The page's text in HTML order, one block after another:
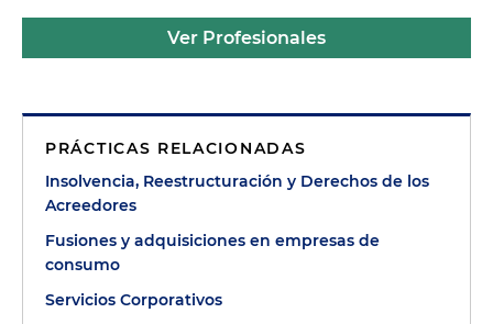
Ver Profesionales
PRÁCTICAS RELACIONADAS
Insolvencia, Reestructuración y Derechos de los
Acreedores
Fusiones y adquisiciones en empresas de
consumo
Servicios Corporativos